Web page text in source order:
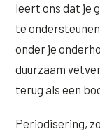
leert ons dat je
te
onder je
duurzaam
terug als een
Periodisering,